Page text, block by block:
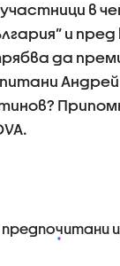
в
и пред
да
Андрей
предпочитани